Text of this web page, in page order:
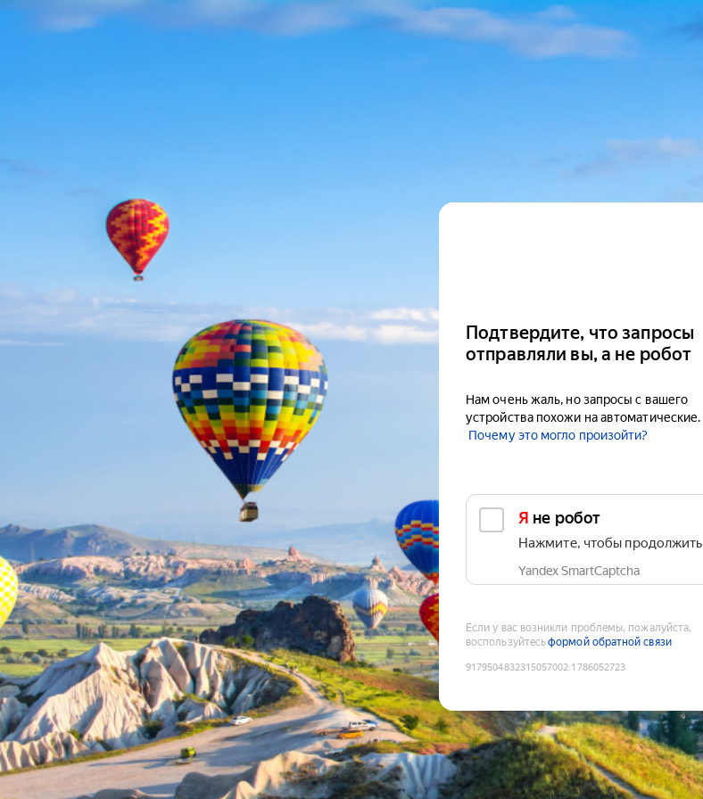
Подтвердите, что запросы
отправляли вы, а не робот
Нам очень жаль, но запросы с вашего
устройства похожи на автоматические.
Почему это могло произойти?
Я не робот
Нажмите, чтобы продолжить
Yandex SmartCaptcha
Если у вас возникли проблемы, пожалуйста,
воспользуйтесьформой обратной связи
9179504832315057002:1786052723